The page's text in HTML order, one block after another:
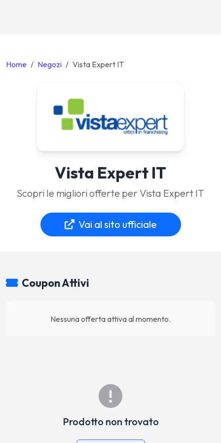
Home Negozi Vista Expert IT
Vista Expert IT
Scopri le migliori offerte per Vista Expert IT
Vai al sito ufficiale
Coupon Attivi
Nessuna offerta attiva al momento.
Prodotto non trovato